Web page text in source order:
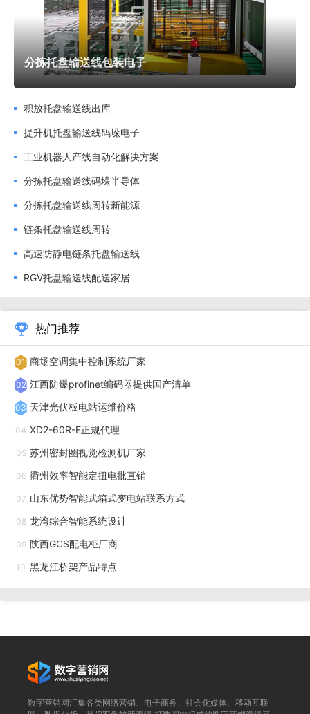
分拣卸料耗时2秒，错投率降至0.2%，日攻丝量提升至3.5万
个，减少2名分拣工人，且攻丝机料斗可实时补料（缺料预警
响应时间<10秒），避免设备空转。电子产品组装线微型提升
母婴湿巾生产中，需将湿巾从折叠机输送至包装机，传统
采用皮带输送机输送，湿巾易因皮带摩擦产生毛絮（毛絮率
2%），且包装机换规格时需调整输送机高度（耗时30分
钟），日包装量6万包。AGV提升机与湿巾包装机配合后，采
用食品级不锈钢输送平台（可定期灭菌），通过红外导航自动
对接折叠机出口，升降平台按包装机进料高度（350-
500mm）实时调节，避免湿巾摩擦。换规格时*需修改升降参
输送至封边机，传统人工推送板材至封边机，单次推送耗时15
秒，且板材定位偏差易导致封边不齐（不良率3.5%），日处
理量80张。AGV提升机与封边机配合后，通过视觉识别板材尺
分拣托盘输送线包装电子
积放托盘输送线出库
提升机托盘输送线码垛电子
工业机器人产线自动化解决方案
分拣托盘输送线码垛半导体
分拣托盘输送线周转新能源
链条托盘输送线周转
高速防静电链条托盘输送线
RGV托盘输送线配送家居
热门推荐
01 商场空调集中控制系统厂家
02 江西防爆profinet编码器提供国产清单
03 天津光伏板电站运维价格
04 XD2-60R-E正规代理
05 苏州密封圈视觉检测机厂家
06 衢州效率智能定扭电批直销
07 山东优势智能式箱式变电站联系方式
08 龙湾综合智能系统设计
09 陕西GCS配电柜厂商
10 黑龙江桥架产品特点
数字营销网汇集各类网络营销、电子商务、社会化媒体、移动互联